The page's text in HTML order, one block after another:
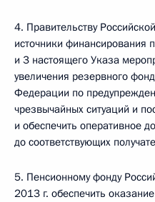
4. Правительству
источники финансирования
и 3 настоящего Указа
увеличения резервного
Федерации по
чрезвычайных ситуаций и
и обеспечить оперативное
до соответствующих
5. Пенсионному фонду
2013 г. обеспечить